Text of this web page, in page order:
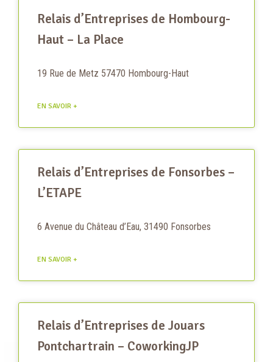
Relais d’Entreprises de Hombourg-
Haut – La Place
19 Rue de Metz 57470 Hombourg-Haut
EN SAVOIR +
Relais d’Entreprises de Fonsorbes –
L’ETAPE
6 Avenue du Château d’Eau, 31490 Fonsorbes
EN SAVOIR +
Relais d’Entreprises de Jouars
Pontchartrain – CoworkingJP